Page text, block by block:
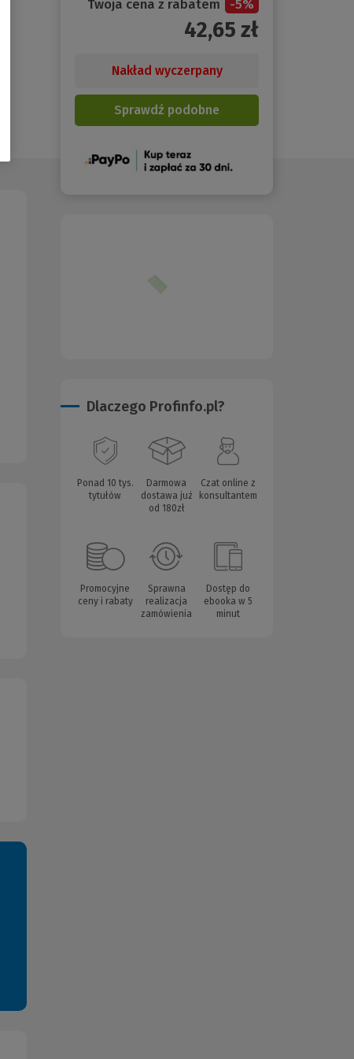
Twoja cena z rabatem -5%
42,65 zł
Nakład wyczerpany
Sprawdź podobne
(Nowe
Dlaczego Profinfo.pl?
Ponad 10 tys.
tytułów
Darmowa
dostawa już
od 180zł
Czat online z
konsultantem
Promocyjne
ceny i rabaty
Sprawna
realizacja
zamówienia
Dostęp do
ebooka w 5
minut